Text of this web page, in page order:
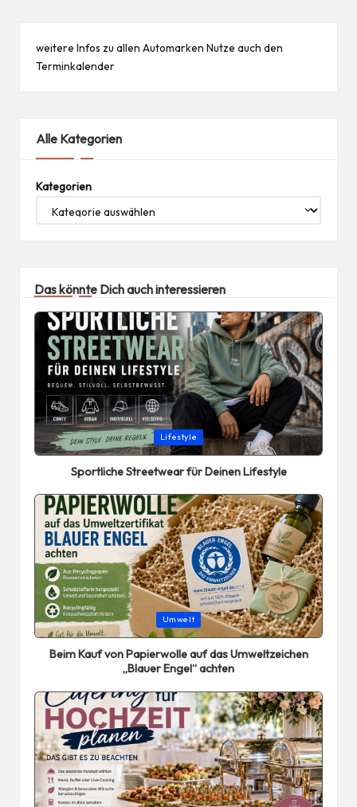
weitere Infos zu allen Automarken Nutze auch den
Terminkalender
Alle Kategorien
Kategorien
Das könnte Dich auch interessieren
Posted
in
Lifestyle
Sportliche Streetwear für Deinen Lifestyle
Posted
in
Umwelt
Beim Kauf von Papierwolle auf das Umweltzeichen
„Blauer Engel“ achten